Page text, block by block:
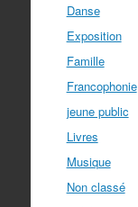
Danse
Exposition
Famille
Francophonie
jeune public
Livres
Musique
Non classé